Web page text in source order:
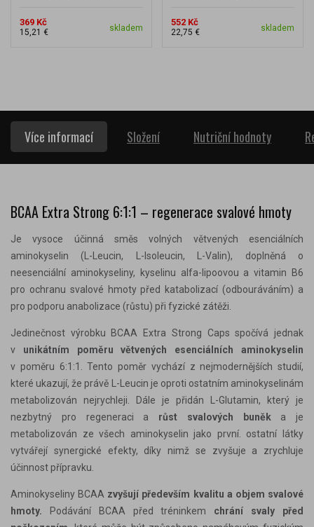
369 Kč
15,21 € skladem
552 Kč
22,75 € skladem
Více informací Složení Nutriční hodnoty
BCAA Extra Strong 6:1:1 – regenerace svalové hmoty
Je vysoce účinná směs volných větvených esenciálních
aminokyselin (L-Leucin, L-Isoleucin, L-Valin), doplněná o
neesenciální aminokyseliny, kyselinu alfa-lipoovou a vitamin B6
pro ochranu svalové hmoty před katabolizací (odbouráváním) a
pro podporu anabolizace (růstu) při fyzické zátěži.
Jedinečnost výrobku BCAA Extra Strong Caps spočívá jednak
v unikátním poměru větvených esenciálních aminokyselin
v poměru 6:1:1. Tento poměr vychází z nejmodernějších studií,
které ukazují, že právě L-Leucin je oproti ostatním aminokyselinám
metabolizován nejrychleji. Dále je přidán L-Glutamin, který je
nezbytný pro regeneraci a růst svalových buněka je
metabolizován ze všech aminokyselin jako první. ostatní látky
vytvářejí synergické efekty, díky nimž se zvyšuje a zrychluje
účinnost přípravku.
Aminokyseliny BCAA zvyšují především kvalitu a objem svalové
hmoty. Podávání BCAA před tréninkem chrání svaly před